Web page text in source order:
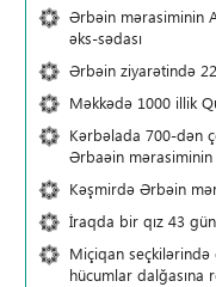
Ərbəin mərasiminin
əks-sədası
Ərbəin ziyarətində
Məkkədə 1000 illik
Kərbəlada 700-dən
Ərbaəin mərasiminin
Kəşmirdə Ərbəin
İraqda bir qız 43
Miçiqan
hücumlar dalğasına